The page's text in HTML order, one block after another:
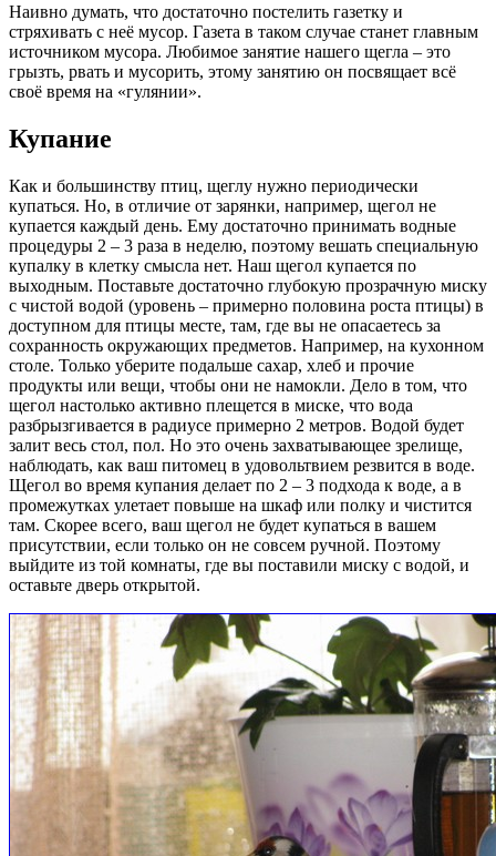
Наивно думать, что достаточно постелить газетку и
стряхивать с неё мусор. Газета в таком случае станет главным
источником мусора. Любимое занятие нашего щегла – это
грызть, рвать и мусорить, этому занятию он посвящает всё
своё время на «гулянии».
Купание
Как и большинству птиц, щеглу нужно периодически
купаться. Но, в отличие от зарянки, например, щегол не
купается каждый день. Ему достаточно принимать водные
процедуры 2 – 3 раза в неделю, поэтому вешать специальную
купалку в клетку смысла нет. Наш щегол купается по
выходным. Поставьте достаточно глубокую прозрачную миску
с чистой водой (уровень – примерно половина роста птицы) в
доступном для птицы месте, там, где вы не опасаетесь за
сохранность окружающих предметов. Например, на кухонном
столе. Только уберите подальше сахар, хлеб и прочие
продукты или вещи, чтобы они не намокли. Дело в том, что
щегол настолько активно плещется в миске, что вода
разбрызгивается в радиусе примерно 2 метров. Водой будет
залит весь стол, пол. Но это очень захватывающее зрелище,
наблюдать, как ваш питомец в удовольтвием резвится в воде.
Щегол во время купания делает по 2 – 3 подхода к воде, а в
промежутках улетает повыше на шкаф или полку и чистится
там. Скорее всего, ваш щегол не будет купаться в вашем
присутствии, если только он не совсем ручной. Поэтому
выйдите из той комнаты, где вы поставили миску с водой, и
оставьте дверь открытой.